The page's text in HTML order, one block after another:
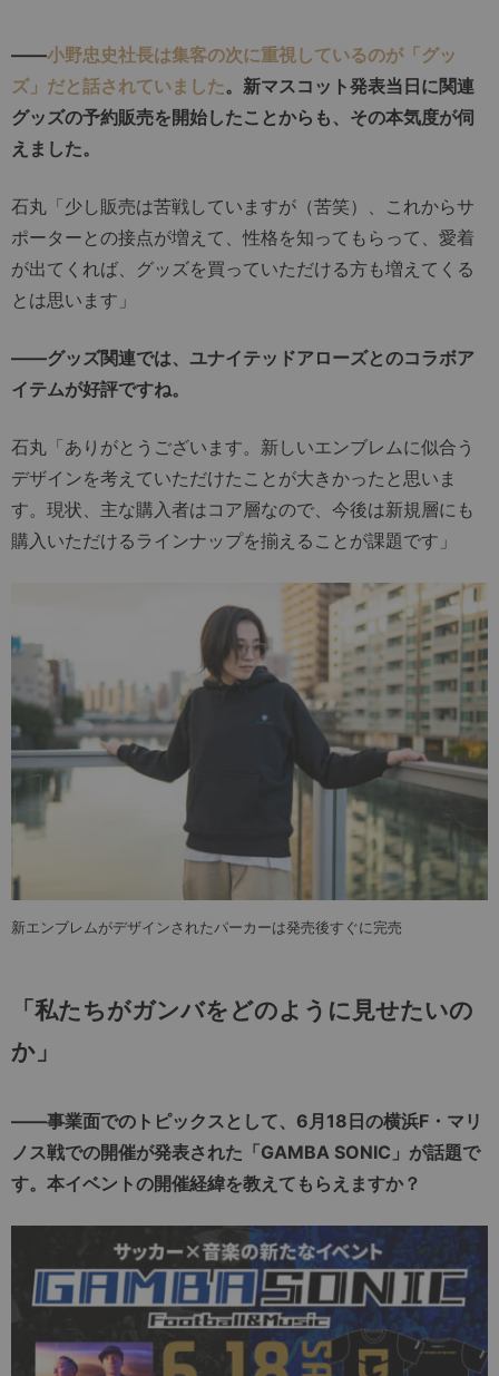
――小野忠史社長は集客の次に重視しているのが「グッ
ズ」だと話されていました。新マスコット発表当日に関連
グッズの予約販売を開始したことからも、その本気度が伺
えました。
石丸「少し販売は苦戦していますが（苦笑）、これからサ
ポーターとの接点が増えて、性格を知ってもらって、愛着
が出てくれば、グッズを買っていただける方も増えてくる
とは思います」
――グッズ関連では、ユナイテッドアローズとのコラボア
イテムが好評ですね。
石丸「ありがとうございます。新しいエンブレムに似合う
デザインを考えていただけたことが大きかったと思いま
す。現状、主な購入者はコア層なので、今後は新規層にも
購入いただけるラインナップを揃えることが課題です」
新エンブレムがデザインされたパーカーは発売後すぐに完売
「私たちがガンバをどのように見せたいの
か」
――事業面でのトピックスとして、6月18日の横浜F・マリ
ノス戦での開催が発表された「GAMBA SONIC」が話題で
す。本イベントの開催経緯を教えてもらえますか？